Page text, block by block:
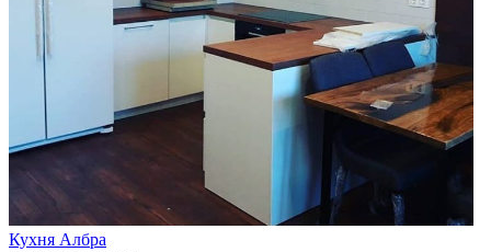
Кухня Албра